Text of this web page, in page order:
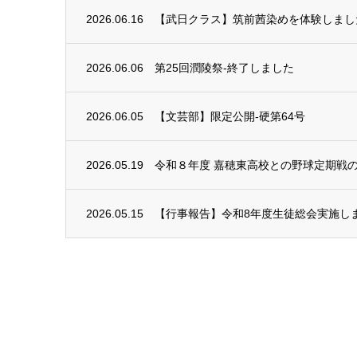
2026.06.16 【武日クラス】筑前茜染めを体験しま
2026.06.06 第25回潤陵祭-終了しました
2026.06.05 【文芸部】限定公開-硬第64号
2026.05.19 令和８年度 嘉穂東高校との野球定期戦
2026.05.15 【行事報告】令和8年度生徒総会実施し